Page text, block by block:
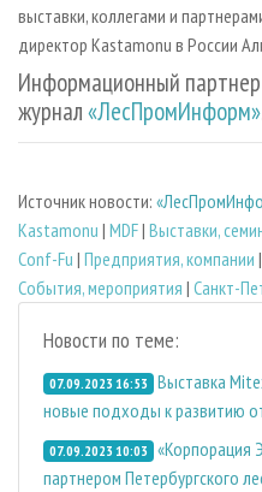
выставки, коллегами и
директор Kastamonu в России
Информационный
журнал«ЛесПромИнформ»
Источник новости:
Kastamonu | MDF| Выставки,
Conf-Fu | Предприятия, компании |
События, мероприятия | Санкт-
Новости по теме:
07.09.2023 16:53 Выставка
новые подходы к развитию
07.09.2023 10:03 «Корпорация
партнером Петербургского